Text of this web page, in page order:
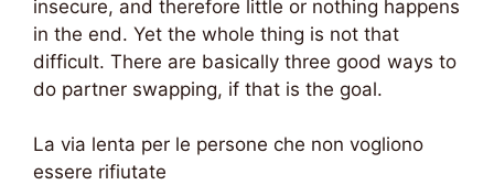
insecure, and therefore little or nothing happens
in the end. Yet the whole thing is not that
difficult. There are basically three good ways to
do partner swapping, if that is the goal.
La via lenta per le persone che non vogliono
essere rifiutate